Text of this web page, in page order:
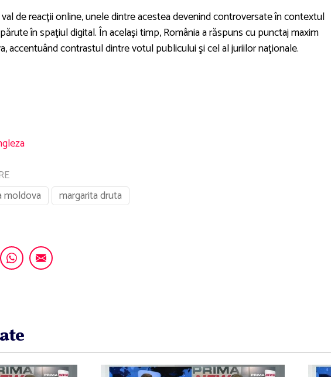
de reacţii online, unele dintre acestea devenind controversate în contextul
în spaţiul digital. În acelaşi timp, România a răspuns cu punctaj maxim
accentuând contrastul dintre votul publicului şi cel al juriilor naţionale.
moldova margarita druta